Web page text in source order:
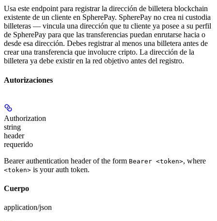
Usa este endpoint para registrar la dirección de billetera blockchain
existente de un cliente en SpherePay. SpherePay no crea ni custodia
billeteras — vincula una dirección que tu cliente ya posee a su perfil
de SpherePay para que las transferencias puedan enrutarse hacia o
desde esa dirección. Debes registrar al menos una billetera antes de
crear una transferencia que involucre cripto. La dirección de la
billetera ya debe existir en la red objetivo antes del registro.
Autorizaciones
Authorization
string
header
requerido
Bearer authentication header of the form Bearer <token>, where
<token> is your auth token.
Cuerpo
application/json